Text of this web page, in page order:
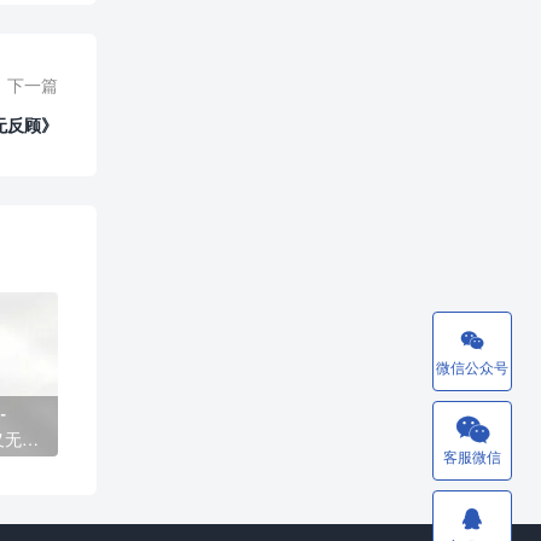
下一篇
顾》
反

微信公众号

客服微信
